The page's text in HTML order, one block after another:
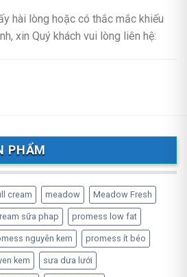
hài lòng hoặc có thắc mắc khiếu
xin Quý khách vui lòng liên hệ:
PHẨM
cream meadow Meadow Fresh
sữa phap promess low fat
nguyên kem promess ít béo
kem sưa dưa lưới